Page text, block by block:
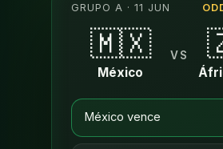
GRUPO A · 11 JUN
🇲🇽
México
VS
México vence